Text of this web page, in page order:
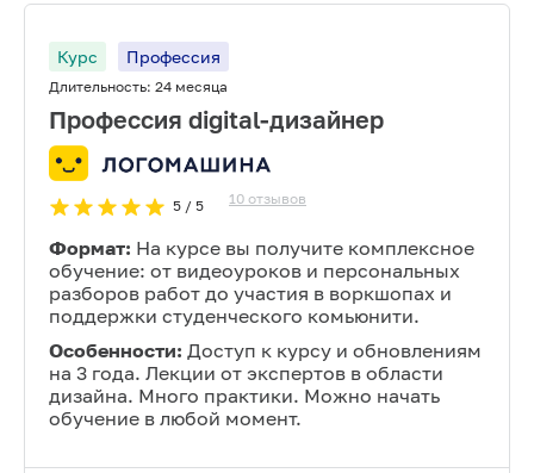
Курс Профессия
Длительность: 24 месяца
Профессия digital-дизайнер
5/ 5 10 отзывов
Формат: На курсе вы получите комплексное
обучение: от видеоуроков и персональных
разборов работ до участия в воркшопах и
поддержки студенческого комьюнити.
Особенности: Доступ к курсу и обновлениям
на 3 года. Лекции от экспертов в области
дизайна. Много практики. Можно начать
обучение в любой момент.